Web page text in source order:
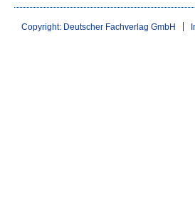
Copyright: Deutscher Fachverlag GmbH